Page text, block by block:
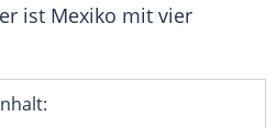
ist Mexiko mit vier